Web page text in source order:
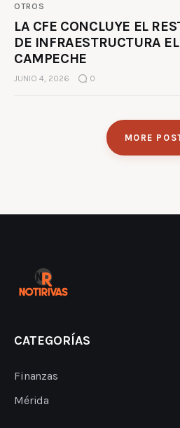
OTROS
LA CFE CONCLUYE EL
DE INFRAESTRUCTURA
CAMPECHE
JUNIO 4, 2026 0
MORE
CATEGORÍAS
Finanzas
Mérida